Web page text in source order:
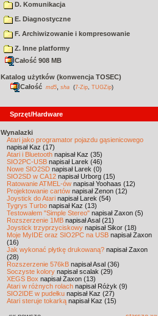
D. Komunikacja
E. Diagnostyczne
F. Archiwizowanie i kompresowanie
Z. Inne platformy
Całość 908 MB
Katalog użytków (konwencja TOSEC)
Całość md5 sha (7-Zip TUGZip)
Sprzęt/Hardware
Wynalazki
Atari jako programator pojazdu gąsienicowego
napisał Kaz (17)
Atari i Bluetooth napisał Kaz (35)
SIO2PC-USB napisał Larek (46)
Nowe SIO2SD napisał Larek (0)
SIO2SD w CA12 napisał Urborg (15)
Ratowanie ATMEL-ów napisał Yoohaas (12)
Projektowanie cartów napisał Zenon (12)
Joystick do Atari napisał Larek (54)
Tygrys Turbo napisał Kaz (13)
Testowałem "Simple Stereo" napisał Zaxon (5)
Rozszerzenie 1MB napisał Asal (21)
Joystick trzyprzyciskowy napisał Sikor (18)
Moje MyIDE oraz SIO2PC na USB napisał Zaxon
(16)
Jak wykonać płytkę drukowaną? napisał Zaxon
(28)
Rozszerzenie 576kB napisał Asal (36)
Soczyste kolory napisał scalak (29)
XEGS Box napisał Zaxon (13)
Atari w różnych rolach napisał Różyk (9)
SIO2IDE w pudełku napisał Kaz (27)
Atari steruje tokarką napisał Kaz (15)